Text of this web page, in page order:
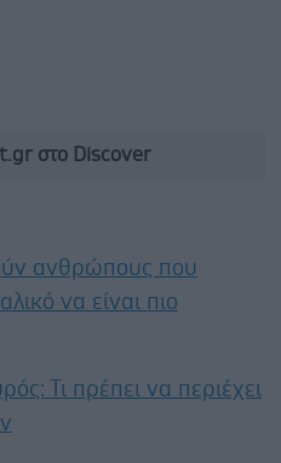
στο Discover
ανθρώπους που
να είναι πιο
Τι πρέπει να περιέχει